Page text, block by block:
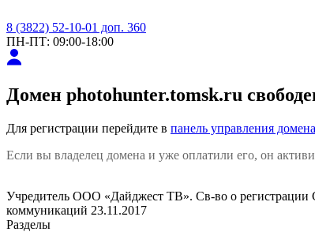
8 (3822) 52-10-01 доп. 360
ПН-ПТ: 09:00-18:00
Домен photohunter.tomsk.ru
Для регистрации перейдите в панель управления
Если вы владелец домена и уже оплатили его, он
Учредитель ООО «Дайджест ТВ». Св-во о
коммуникаций 23.11.2017
Разделы